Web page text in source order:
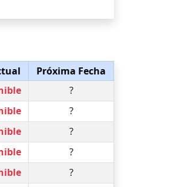
Próxima Fecha
?
?
?
?
?